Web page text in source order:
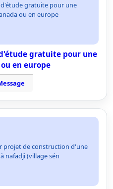
gratuite pour une
ou en europe
gratuite pour une
en europe
projet de construction d'une
nafadji (village sén